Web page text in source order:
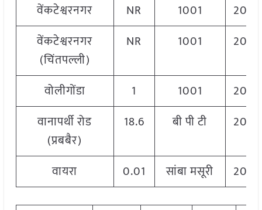
वेंकटेश्वरनगर
NR 1001
2060
वेंकटेश्वरनगर
(चिंतपल्ली)
NR 1001 2060
वोलीगोंडा 1 1001
2060
वानापर्थी रोड
(प्रबबैर)
18.6 बी पी टी 2020
वायरा 0.01 सांबा मसूरी 2020